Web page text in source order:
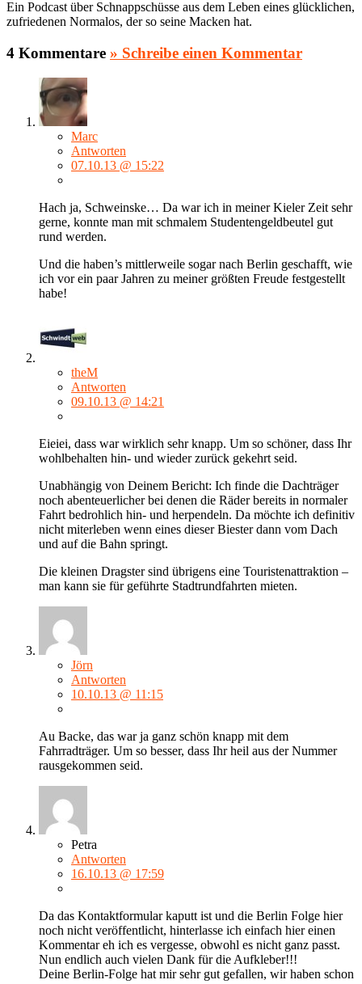
Ein Podcast über Schnappschüsse aus dem Leben eines glücklichen,
zufriedenen Normalos, der so seine Macken hat.
4 Kommentare » Schreibe einen Kommentar
Marc
Antworten
07.10.13 @ 15:22
Hach ja, Schweinske… Da war ich in meiner Kieler Zeit sehr
gerne, konnte man mit schmalem Studentengeldbeutel gut
rund werden.
Und die haben’s mittlerweile sogar nach Berlin geschafft, wie
ich vor ein paar Jahren zu meiner größten Freude festgestellt
habe!
theM
Antworten
09.10.13 @ 14:21
Eieiei, dass war wirklich sehr knapp. Um so schöner, dass Ihr
wohlbehalten hin- und wieder zurück gekehrt seid.
Unabhängig von Deinem Bericht: Ich finde die Dachträger
noch abenteuerlicher bei denen die Räder bereits in normaler
Fahrt bedrohlich hin- und herpendeln. Da möchte ich definitiv
nicht miterleben wenn eines dieser Biester dann vom Dach
und auf die Bahn springt.
Die kleinen Dragster sind übrigens eine Touristenattraktion –
man kann sie für geführte Stadtrundfahrten mieten.
Jörn
Antworten
10.10.13 @ 11:15
Au Backe, das war ja ganz schön knapp mit dem
Fahrradträger. Um so besser, dass Ihr heil aus der Nummer
rausgekommen seid.
Petra
Antworten
16.10.13 @ 17:59
Da das Kontaktformular kaputt ist und die Berlin Folge hier
noch nicht veröffentlicht, hinterlasse ich einfach hier einen
Kommentar eh ich es vergesse, obwohl es nicht ganz passt.
Nun endlich auch vielen Dank für die Aufkleber!!!
Deine Berlin-Folge hat mir sehr gut gefallen, wir haben schon